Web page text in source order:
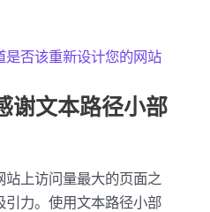
是否该重新设计您的网站
谢文本路径小部
上访问量最大的页面之
力。使用文本路径小部